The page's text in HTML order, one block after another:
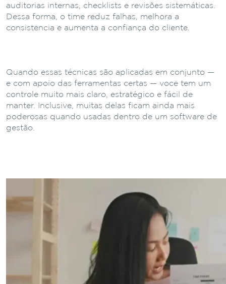
auditorias internas, checklists e revisões sistemáticas.
Dessa forma, o time reduz falhas, melhora a
consistência e aumenta a confiança do cliente.
Quando essas técnicas são aplicadas em conjunto —
e com apoio das ferramentas certas — você tem um
controle muito mais claro, estratégico e fácil de
manter. Inclusive, muitas delas ficam ainda mais
poderosas quando usadas dentro de um software de
gestão.